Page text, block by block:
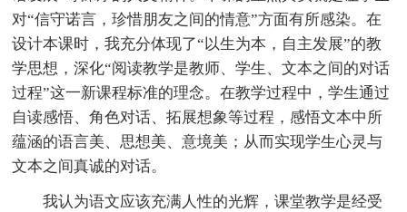
对“信守诺言，珍惜朋友之间的情意”方面有所感染。在
设计本课时，我充分体现了“以生为本，自主发展”的教
学思想，深化“阅读教学是教师、学生、文本之间的对话
过程”这一新课程标准的理念。在教学过程中，学生通过
自读感悟、角色对话、拓展想象等过程，感悟文本中所
蕴涵的语言美、思想美、意境美；从而实现学生心灵与
文本之间真诚的对话。
我认为语文应该充满人性的光辉，课堂教学是经受